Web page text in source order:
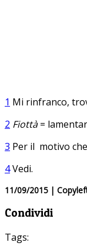
1 Mi rinfranco,
2 Fiottà=
3 Per il motivo
4Vedi.
11/09/2015 |
Condividi
Tags: